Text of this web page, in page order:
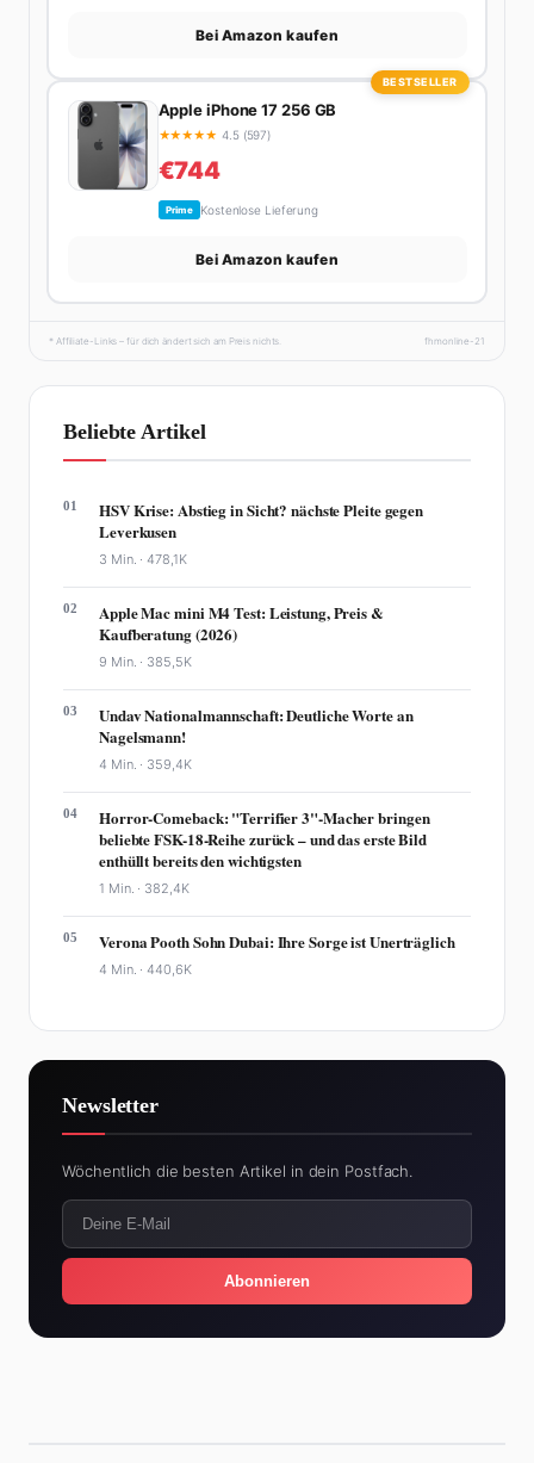
Bei Amazon kaufen
BESTSELLER
Apple iPhone 17 256 GB
★★★★★ 4.5 (597)
€744
Prime Kostenlose Lieferung
Bei Amazon kaufen
* Affiliate-Links – für dich ändert sich am Preis nichts. fhmonline-21
Beliebte Artikel
01
HSV Krise: Abstieg in Sicht? nächste Pleite gegen
Leverkusen
3 Min. ·478,1K
02
Apple Mac mini M4 Test: Leistung, Preis &
Kaufberatung (2026)
9 Min. · 385,5K
03
Undav Nationalmannschaft: Deutliche Worte an
Nagelsmann!
4 Min. · 359,4K
04
Horror-Comeback: "Terrifier 3"-Macher bringen
beliebte FSK-18-Reihe zurück – und das erste Bild
enthüllt bereits den wichtigsten
1 Min. · 382,4K
05 Verona Pooth Sohn Dubai: Ihre Sorge ist Unerträglich
4 Min. ·440,6K
Newsletter
Wöchentlich die besten Artikel in dein Postfach.
Abonnieren